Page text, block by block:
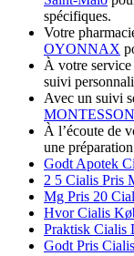
spécifiques.
Votre
OYONNAX
À votre
suivi
Avec un suivi
MONTESSON
À l’écoute de
une
Godt Apotek
2 5 Cialis Pris
Mg Pris 20
Hvor Cialis
Praktisk Cialis
Godt Pris